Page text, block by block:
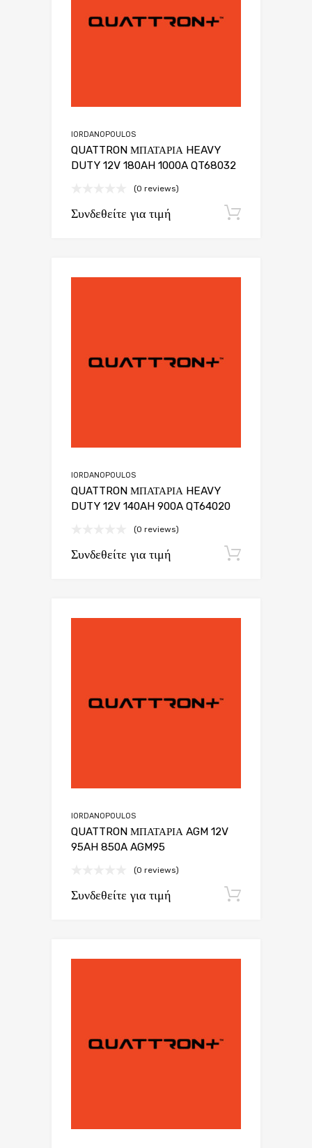
IORDANOPOULOS
QUATTRON ΜΠΑΤΑΡΙΑ HEAVY
DUTY 12V 180AH 1000A QT68032
(0 reviews)
Συνδεθείτε για τιμή
IORDANOPOULOS
QUATTRON ΜΠΑΤΑΡΙΑ HEAVY
DUTY 12V 140AH 900A QT64020
(0 reviews)
Συνδεθείτε για τιμή
IORDANOPOULOS
QUATTRON ΜΠΑΤΑΡΙΑ AGM 12V
95AH 850A AGM95
(0 reviews)
Συνδεθείτε για τιμή